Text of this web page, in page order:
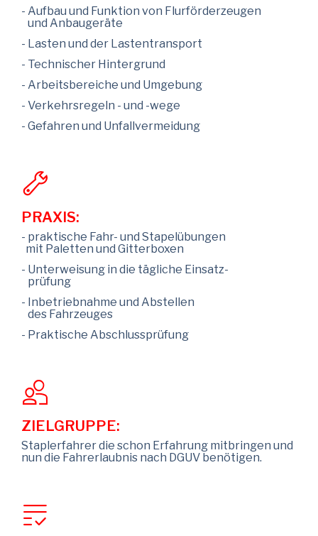
- Aufbau und Funktion von Flurförderzeugen
und Anbaugeräte
- Lasten und der Lastentransport
- Technischer Hintergrund
- Arbeitsbereiche und Umgebung
- Verkehrsregeln - und -wege
- Gefahren und Unfallvermeidung
PRAXIS:
- praktische Fahr- und Stapelübungen
mit Paletten und Gitterboxen
- Unterweisung in die tägliche Einsatz-
prüfung
- Inbetriebnahme und Abstellen
des Fahrzeuges
- Praktische Abschlussprüfung
ZIELGRUPPE:
Staplerfahrer die schon Erfahrung mitbringen und
nun die Fahrerlaubnis nach DGUV benötigen.